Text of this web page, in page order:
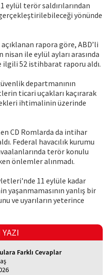
eylül terör saldırılarından
yönünde
rapora göre, ABD’li
nisan ile eylül ayları arasında
ilgili 52 istihbarat raporu aldı.
departmanının
ticari uçakları kaçırarak
ihtimalinin üzerinde
CD Romlarda da intihar
Federal havacılık kurumu
terör konulu
önlemler alınmadı.
11 eylüle kadar
yanlış bir
ve uyarıların yeterince
YAZI
Farklı Cevaplar